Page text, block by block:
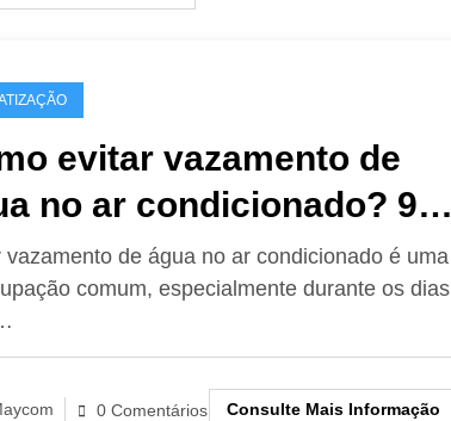
evitar vazamento de
no ar condicionado? 9
vazamento de água no ar condicionado é uma
comum, especialmente durante os dias
0 Comentários Consulte Mais Informação